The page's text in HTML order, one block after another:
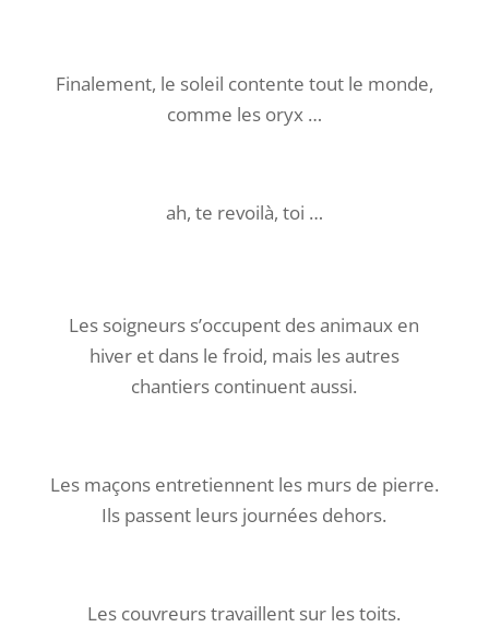
Finalement, le soleil contente tout le monde,
comme les oryx …
ah, te revoilà, toi …
Les soigneurs s’occupent des animaux en
hiver et dans le froid, mais les autres
chantiers continuent aussi.
Les maçons entretiennent les murs de pierre.
Ils passent leurs journées dehors.
Les couvreurs travaillent sur les toits.